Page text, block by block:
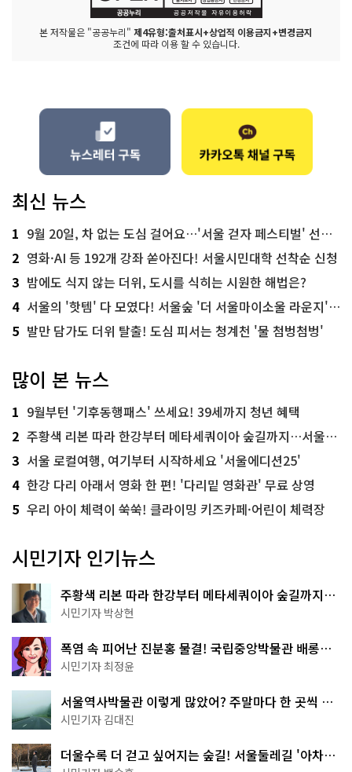
본 저작물은 "공공누리" 제4유형:출처표시+상업적 이용금지+변경금지
조건에 따라 이용 할 수 있습니다.
최신 뉴스
1 9월 20일, 차 없는 도심 걸어요…'서울 걷자 페스티벌' 선착순 5천명
2 영화·AI 등 192개 강좌 쏟아진다! 서울시민대학 선착순 신청
3 밤에도 식지 않는 더위, 도시를 식히는 시원한 해법은?
4 서울의 '핫템' 다 모였다! 서울숲 '더 서울마이소울 라운지' 오픈
5 발만 담가도 더위 탈출! 도심 피서는 청계천 '물 첨벙첨벙'
많이 본 뉴스
1 9월부턴 '기후동행패스' 쓰세요! 39세까지 청년 혜택
2 주황색 리본 따라 한강부터 메타세쿼이아 숲길까지…서울둘레길 15코스
3 서울 로컬여행, 여기부터 시작하세요 '서울에디션25'
4 한강 다리 아래서 영화 한 편! '다리밑 영화관' 무료 상영
5 우리 아이 체력이 쑥쑥! 클라이밍 키즈카페·어린이 체력장
시민기자 인기뉴스
주황색 리본 따라 한강부터 메타세쿼이아 숲길까지…
서울둘레길 15코스
시민기자 박상현
폭염 속 피어난 진분홍 물결! 국립중앙박물관 배롱나
무 명소
시민기자 최정윤
서울역사박물관 이렇게 많았어? 주말마다 한 곳씩 떠
나는 역사 산책
시민기자 김대진
더울수록 더 걷고 싶어지는 숲길! 서울둘레길 '아차산